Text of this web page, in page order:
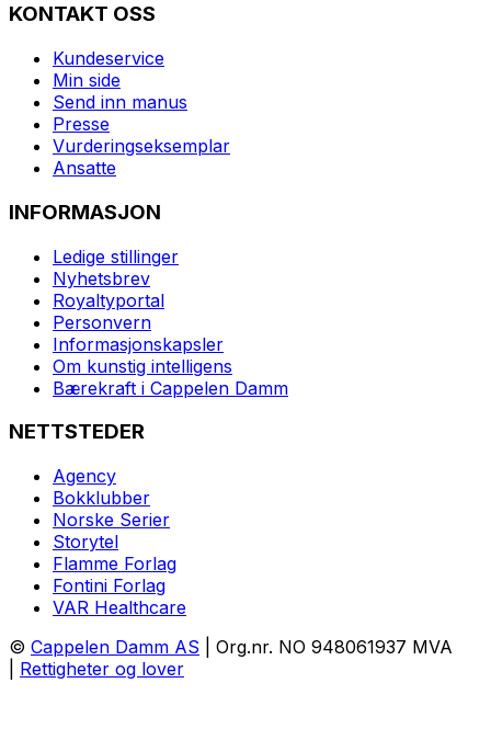
KONTAKT OSS
Kundeservice
Min side
Send inn manus
Presse
Vurderingseksemplar
Ansatte
INFORMASJON
Ledige stillinger
Nyhetsbrev
Royaltyportal
Personvern
Informasjonskapsler
Om kunstig intelligens
Bærekraft i Cappelen Damm
NETTSTEDER
Agency
Bokklubber
Norske Serier
Storytel
Flamme Forlag
Fontini Forlag
VAR Healthcare
© Cappelen Damm AS | Org.nr. NO 948061937 MVA
Rettigheter og lover